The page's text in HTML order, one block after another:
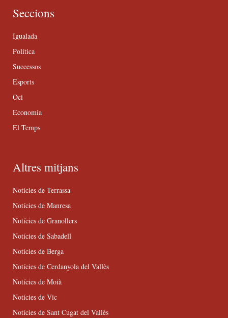
Seccions
Igualada
Política
Successos
Esports
Oci
Economia
El Temps
Altres mitjans
Notícies de Terrassa
Notícies de Manresa
Notícies de Granollers
Notícies de Sabadell
Notícies de Berga
Notícies de Cerdanyola del Vallès
Notícies de Moià
Notícies de Vic
Notícies de Sant Cugat del Vallès